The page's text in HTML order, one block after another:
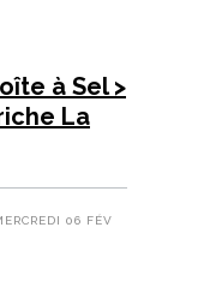
à Sel >
La
06 FÉV